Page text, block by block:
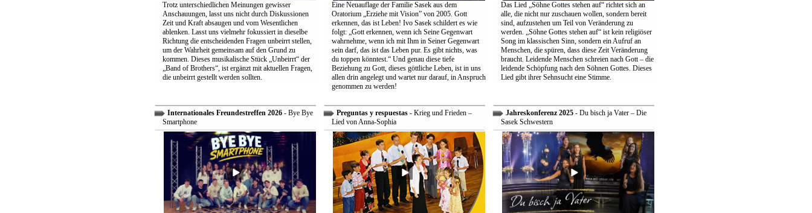
Trotz unterschiedlichen Meinungen gewisser
Anschauungen, lasst uns nicht durch Diskussionen
Zeit und Kraft absaugen und vom Wesentlichen
ablenken. Lasst uns vielmehr fokussiert in dieselbe
Richtung die entscheidenden Fragen unbeirrt stellen,
um der Wahrheit gemeinsam auf den Grund zu
kommen. Dieses musikalische Stück „Unbeirrt“ der
„Band of Brothers“, ist ergänzt mit aktuellen Fragen,
die unbeirrt gestellt werden sollten.
Eine Neuauflage der Familie Sasek aus dem
Oratorium „Erziehe mit Vision” von 2005. Gott
erkennen, das ist Leben! Ivo Sasek schildert es wie
folgt: „Gott erkennen, wenn ich Seine Gegenwart
wahrnehme, wenn ich mit Ihm in Seiner Gegenwart
sein darf, das ist das Leben pur. Es gibt nichts, was
du toppen könntest.“ Und genau diese tiefe
Beziehung zu Gott, dieses göttliche Leben, ist in uns
allen drin angelegt und wartet nur darauf, in Anspruch
genommen zu werden!
Das Lied „Söhne Gottes stehen auf“ richtet sich an
alle, die nicht nur zuschauen wollen, sondern bereit
sind, aufzustehen um Teil von Veränderung zu
werden. „Söhne Gottes stehen auf“ ist kein religiöser
Song im klassischen Sinn, sondern ein Aufruf an
Menschen, die spüren, dass diese Zeit Veränderung
braucht. Leidende Menschen schreien nach Gott – die
leidende Schöpfung nach den Söhnen Gottes. Dieses
Lied gibt ihrer Sehnsucht eine Stimme.
Internationales Freundestreffen 2026- Bye Bye
Smartphone
Preguntas y respuestas- Krieg und Frieden –
Lied von Anna-Sophia
Jahreskonferenz 2025- Du bisch ja Vater – Die
Sasek Schwestern